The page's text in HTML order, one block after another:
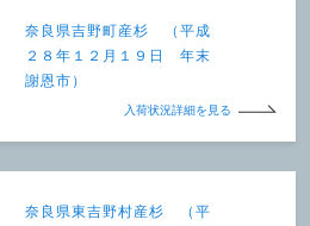
奈良県吉野町産杉 （平成
２８年１２月１９日 年末
謝恩市）
入荷状況詳細を見る
奈良県東吉野村産杉 （平